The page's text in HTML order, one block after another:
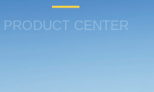
PRODUCT CENTER